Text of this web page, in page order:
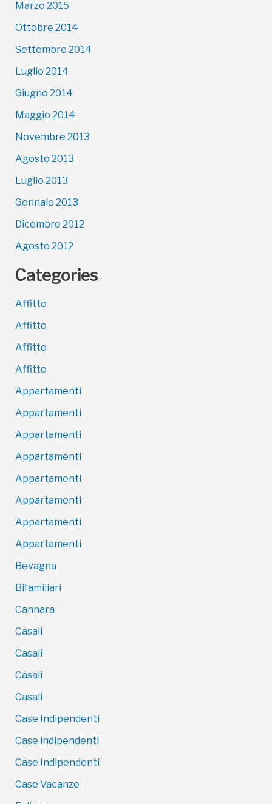
Marzo 2015
Ottobre 2014
Settembre 2014
Luglio 2014
Giugno 2014
Maggio 2014
Novembre 2013
Agosto 2013
Luglio 2013
Gennaio 2013
Dicembre 2012
Agosto 2012
Categories
Affitto
Affitto
Affitto
Affitto
Appartamenti
Appartamenti
Appartamenti
Appartamenti
Appartamenti
Appartamenti
Appartamenti
Appartamenti
Bevagna
Bifamiliari
Cannara
Casali
Casali
Casali
Casali
Case Indipendenti
Case indipendenti
Case Indipendenti
Case Vacanze